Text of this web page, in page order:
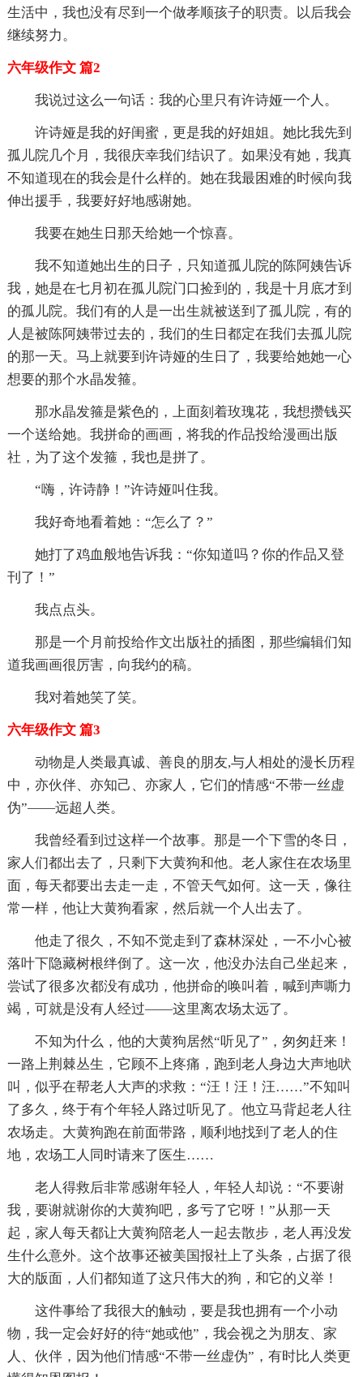
生活中，我也没有尽到一个做孝顺孩子的职责。以后我会
继续努力。
六年级作文 篇2
我说过这么一句话：我的心里只有许诗娅一个人。
许诗娅是我的好闺蜜，更是我的好姐姐。她比我先到
孤儿院几个月，我很庆幸我们结识了。如果没有她，我真
不知道现在的我会是什么样的。她在我最困难的时候向我
伸出援手，我要好好地感谢她。
我要在她生日那天给她一个惊喜。
我不知道她出生的日子，只知道孤儿院的陈阿姨告诉
我，她是在七月初在孤儿院门口捡到的，我是十月底才到
的孤儿院。我们有的人是一出生就被送到了孤儿院，有的
人是被陈阿姨带过去的，我们的生日都定在我们去孤儿院
的那一天。马上就要到许诗娅的生日了，我要给她她一心
想要的那个水晶发箍。
那水晶发箍是紫色的，上面刻着玫瑰花，我想攒钱买
一个送给她。我拼命的画画，将我的作品投给漫画出版
社，为了这个发箍，我也是拼了。
“嗨，许诗静！”许诗娅叫住我。
我好奇地看着她：“怎么了？”
她打了鸡血般地告诉我：“你知道吗？你的作品又登
刊了！”
我点点头。
那是一个月前投给作文出版社的插图，那些编辑们知
道我画画很厉害，向我约的稿。
我对着她笑了笑。
六年级作文 篇3
动物是人类最真诚、善良的朋友,与人相处的漫长历程
中，亦伙伴、亦知己、亦家人，它们的情感“不带一丝虚
伪”——远超人类。
我曾经看到过这样一个故事。那是一个下雪的冬日，
家人们都出去了，只剩下大黄狗和他。老人家住在农场里
面，每天都要出去走一走，不管天气如何。这一天，像往
常一样，他让大黄狗看家，然后就一个人出去了。
他走了很久，不知不觉走到了森林深处，一不小心被
落叶下隐藏树根绊倒了。这一次，他没办法自己坐起来，
尝试了很多次都没有成功，他拼命的唤叫着，喊到声嘶力
竭，可就是没有人经过——这里离农场太远了。
不知为什么，他的大黄狗居然“听见了”，匆匆赶来！
一路上荆棘丛生，它顾不上疼痛，跑到老人身边大声地吠
叫，似乎在帮老人大声的求救：“汪！汪！汪……”不知叫
了多久，终于有个年轻人路过听见了。他立马背起老人往
农场走。大黄狗跑在前面带路，顺利地找到了老人的住
地，农场工人同时请来了医生……
老人得救后非常感谢年轻人，年轻人却说：“不要谢
我，要谢就谢你的大黄狗吧，多亏了它呀！”从那一天
起，家人每天都让大黄狗陪老人一起去散步，老人再没发
生什么意外。这个故事还被美国报社上了头条，占据了很
大的版面，人们都知道了这只伟大的狗，和它的义举！
这件事给了我很大的触动，要是我也拥有一个小动
物，我一定会好好的待“她或他”，我会视之为朋友、家
人、伙伴，因为他们情感“不带一丝虚伪”，有时比人类更